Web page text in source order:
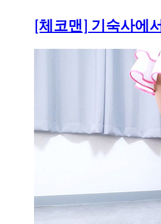
[체코맨] 기숙사에